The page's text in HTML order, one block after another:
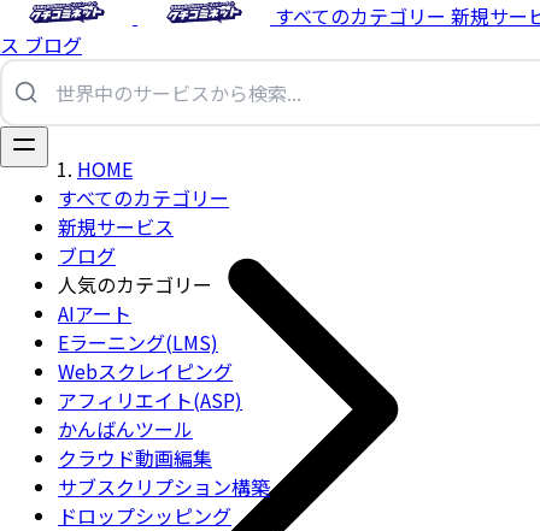
すべてのカテゴリー 新規サー
ス ブログ
すべてのカテゴリー
新規サービス
ブログ
人気のカテゴリー
AIアート
Eラーニング(LMS)
Webスクレイピング
アフィリエイト(ASP)
かんばんツール
クラウド動画編集
サブスクリプション構築
ドロップシッピング
HOME